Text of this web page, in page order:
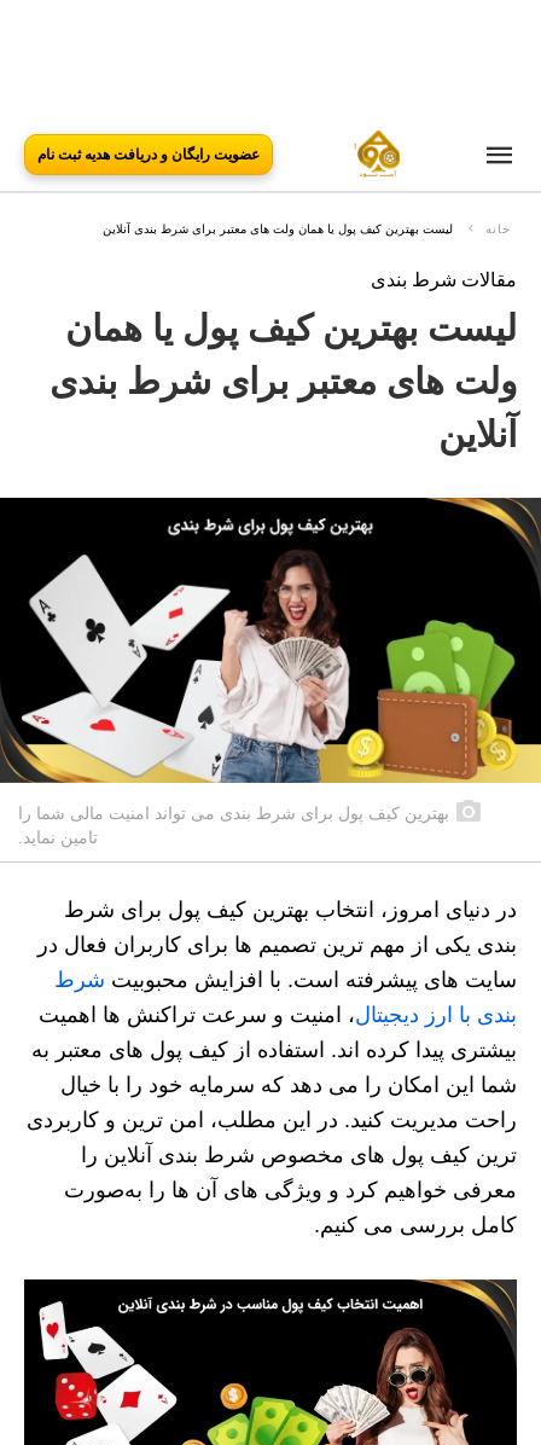
عضویت رایگان و دریافت هدیه ثبت نام
خانه لیست بهترین کیف پول یا همان ولت های معتبر برای شرط بندی آنلاین
مقالات شرط بندی
لیست بهترین کیف پول یا همان
ولت های معتبر برای شرط بندی
آنلاین
بهترین کیف پول برای شرط بندی می تواند امنیت مالی شما را
تامین نماید.
در دنیای امروز، انتخاب بهترین کیف پول برای شرط
بندی یکی از مهم‌ ترین تصمیم‌ ها برای کاربران فعال در
سایت‌ های پیشرفته است. با افزایش محبوبیت شرط
بندی با ارز دیجیتال، امنیت و سرعت تراکنش‌ ها اهمیت
بیشتری پیدا کرده‌ اند. استفاده از کیف پول‌ های معتبر به
شما این امکان را می‌ دهد که سرمایه خود را با خیال
راحت مدیریت کنید. در این مطلب، امن‌ ترین و کاربردی‌
ترین کیف پول‌ های مخصوص شرط بندی آنلاین را
معرفی خواهیم کرد و ویژگی‌ های آن‌ ها را به‌صورت
کامل بررسی می‌ کنیم.